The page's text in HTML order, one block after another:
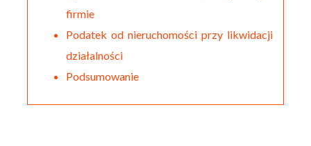
firmie
Podatek od nieruchomości przy likwidacji
działalności
Podsumowanie